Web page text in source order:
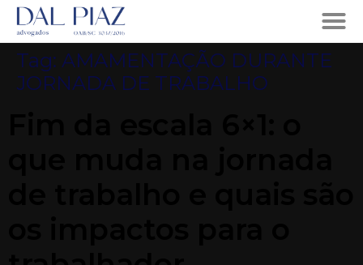
Tag: AMAMENTAÇÃO DURANTE
JORNADA DE TRABALHO